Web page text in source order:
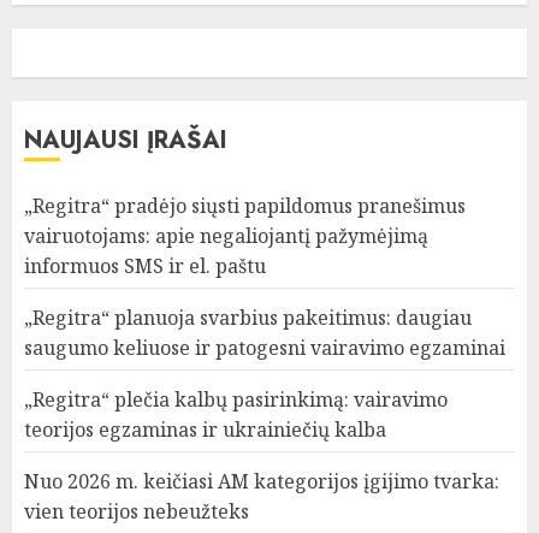
NAUJAUSI ĮRAŠAI
„Regitra“ pradėjo siųsti papildomus pranešimus
vairuotojams: apie negaliojantį pažymėjimą
informuos SMS ir el. paštu
„Regitra“ planuoja svarbius pakeitimus: daugiau
saugumo keliuose ir patogesni vairavimo egzaminai
„Regitra“ plečia kalbų pasirinkimą: vairavimo
teorijos egzaminas ir ukrainiečių kalba
Nuo 2026 m. keičiasi AM kategorijos įgijimo tvarka:
vien teorijos nebeužteks